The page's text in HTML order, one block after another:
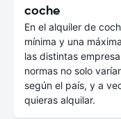
coche
En el alquiler de
mínima y una
las distintas
normas no solo
según el país, y a
quieras alquilar.